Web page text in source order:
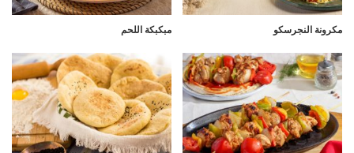
مكرونة النجرسكو مبكبكة اللحم